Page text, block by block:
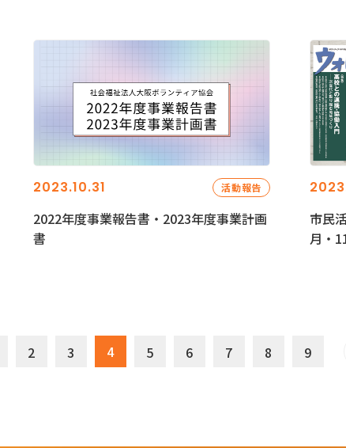
2023.10.31 活動報告
2022年度事業報告書・2023年度事業計画
書
市民
月・
2 3 4 5 6 7 8 9